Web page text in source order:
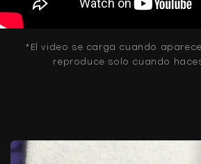
*El video se carga cuando
reproduce solo cuando